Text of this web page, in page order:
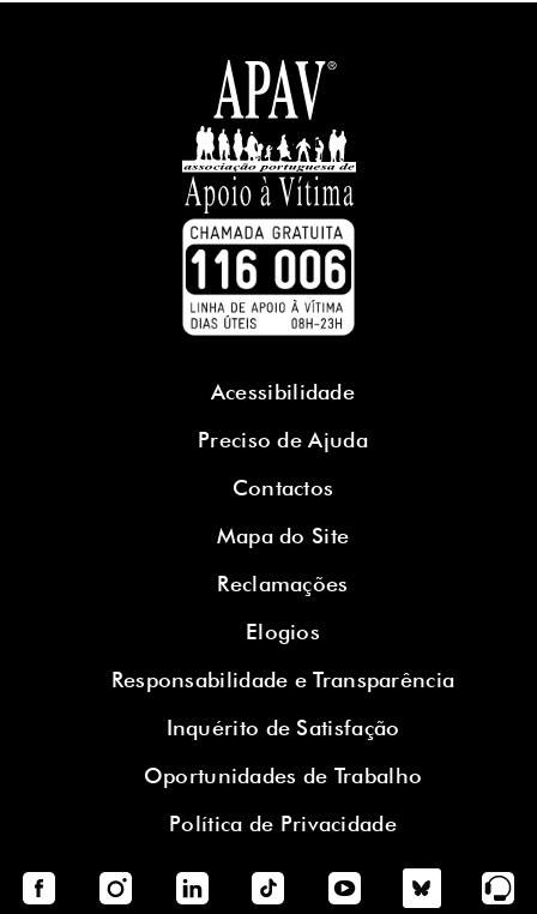
Acessibilidade
Preciso de Ajuda
Contactos
Mapa do Site
Reclamações
Elogios
Responsabilidade e Transparência
Inquérito de Satisfação
Oportunidades de Trabalho
Política de Privacidade